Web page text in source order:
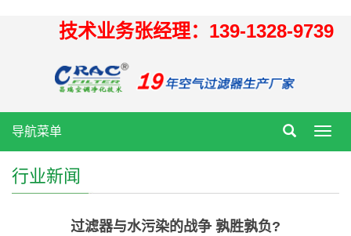
技术业务张经理：139-1328-9739
导航菜单
行业新闻
过滤器与水污染的战争 孰胜孰负?